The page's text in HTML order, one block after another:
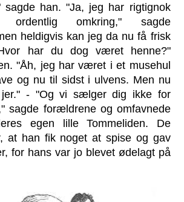
sagde han. "Ja, jeg har rigtignok
omkring," sagde
heldigvis kan jeg da nu få frisk
har du dog været henne?"
"Åh, jeg har været i et musehul
og nu til sidst i ulvens. Men nu
jer." - "Og vi sælger dig ikke for
sagde forældrene og omfavnede
egen lille Tommeliden. De
at han fik noget at spise og gav
for hans var jo blevet ødelagt på